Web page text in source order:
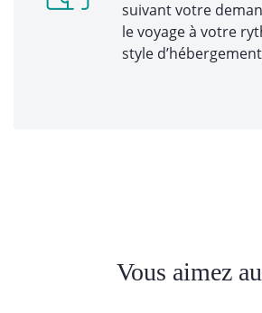
suivant votre
le voyage à votre
style
Vous aimez